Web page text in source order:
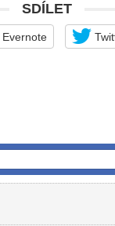
SDÍLET
Evernote